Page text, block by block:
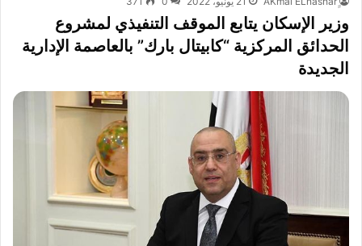
وزير الإسكان يتابع الموقف التنفيذي لمشروع
الحدائق المركزية “كابيتال بارك” بالعاصمة الإدارية
الجديدة